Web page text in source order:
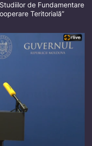
de Fundamentare
Teritorială”